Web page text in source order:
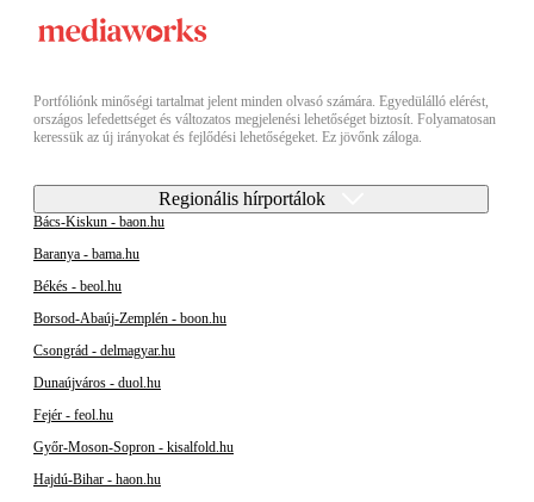
Portfóliónk minőségi tartalmat jelent minden olvasó számára. Egyedülálló elérést,
országos lefedettséget és változatos megjelenési lehetőséget biztosít. Folyamatosan
keressük az új irányokat és fejlődési lehetőségeket. Ez jövőnk záloga.
Regionális hírportálok
Bács-Kiskun - baon.hu
Baranya - bama.hu
Békés - beol.hu
Borsod-Abaúj-Zemplén - boon.hu
Csongrád - delmagyar.hu
Dunaújváros - duol.hu
Fejér - feol.hu
Győr-Moson-Sopron - kisalfold.hu
Hajdú-Bihar - haon.hu